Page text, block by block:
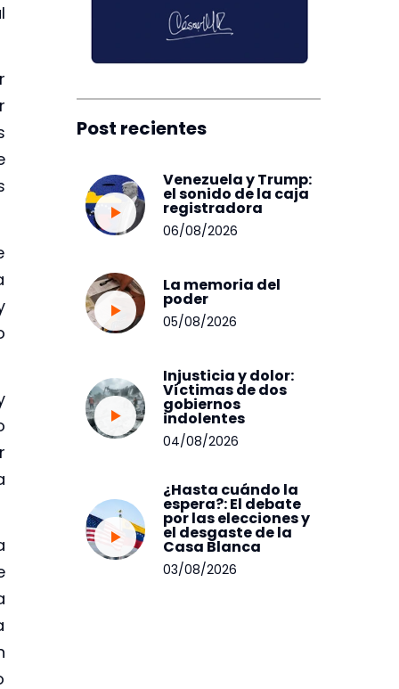
Post recientes
Venezuela y Trump:
el sonido de la caja
registradora
06/08/2026
La memoria del
poder
05/08/2026
Injusticia y dolor:
Víctimas de dos
gobiernos
indolentes
04/08/2026
¿Hasta cuándo la
espera?: El debate
por las elecciones y
el desgaste de la
Casa Blanca
03/08/2026